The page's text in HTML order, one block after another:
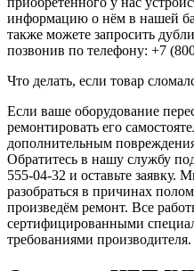
информацию о нём в нашей
также можете запросить
позвонив по телефону: +7
Что делать, если товар
Если ваше оборудование
ремонтировать его
дополнительным
Обратитесь в нашу службу
555-04-32 и оставьте заявку.
разобраться в причинах
произведём ремонт. Все
сертифицированными
требованиями производителя.